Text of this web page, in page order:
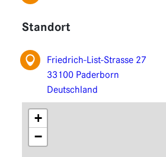
Funktionen
Erweiterungen
Standort
Friedrich-List-Strasse 27
33100 Paderborn
Deutschland
+
−